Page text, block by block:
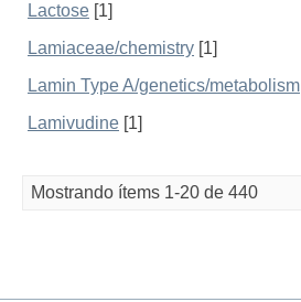
Lactose [1]
Lamiaceae/chemistry [1]
Lamin Type A/genetics/metabolism
Lamivudine [1]
Mostrando ítems 1-20 de 440